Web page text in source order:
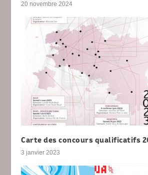
20 novembre 2024
Carte des concours qualificatifs
3 janvier 2023